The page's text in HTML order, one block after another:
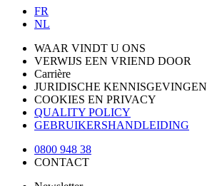
FR
NL
WAAR VINDT U ONS
VERWIJS EEN VRIEND DOOR
Carrière
JURIDISCHE KENNISGEVINGEN
COOKIES EN PRIVACY
QUALITY POLICY
GEBRUIKERSHANDLEIDING
0800 948 38
CONTACT